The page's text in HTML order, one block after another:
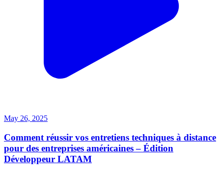
May 26, 2025
Comment réussir vos entretiens techniques à distance
pour des entreprises américaines – Édition
Développeur LATAM